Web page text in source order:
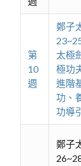
第
10
週
鄭子
太極
極功
進階
功、
功導
鄭子